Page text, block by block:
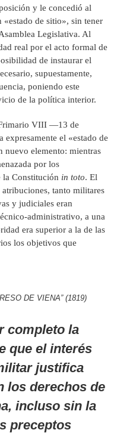
y le concedió al
de sitio», sin tener
Legislativa. Al
real por el acto formal de
de instaurar el
supuestamente,
poniendo este
de la política interior.
VIII —13 de
el «estado de
elemento: mientras
por los
la Constitución in toto. El
tanto militares
y judiciales eran
administrativo, a una
era superior a la de las
los objetivos que
DE VIENA” (1819)
completo la
que el interés
justifica
los derechos de
incluso sin la
preceptos